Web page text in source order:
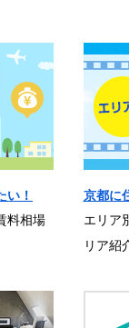
い！
料相場
京都に
エリア
リア紹